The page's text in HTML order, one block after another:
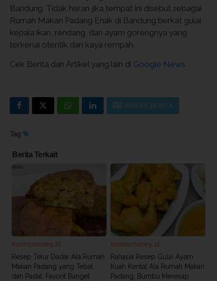
Bandung. Tidak heran jika tempat ini disebut sebagai
Rumah Makan Padang Enak di Bandung berkat gulai
kepala ikan, rendang, dan ayam gorengnya yang
terkenal otentik dan kaya rempah.
Cek Berita dan Artikel yang lain di Google News
INDEKS BERITA
Tag
Berita Terkait
momsmoney.id
Resep Telur Dadar Ala Rumah
Makan Padang yang Tebal
dan Padat, Favorit Banget
momsmoney.id
Rahasia Resep Gulai Ayam
Kuah Kental Ala Rumah Makan
Padang, Bumbu Meresap